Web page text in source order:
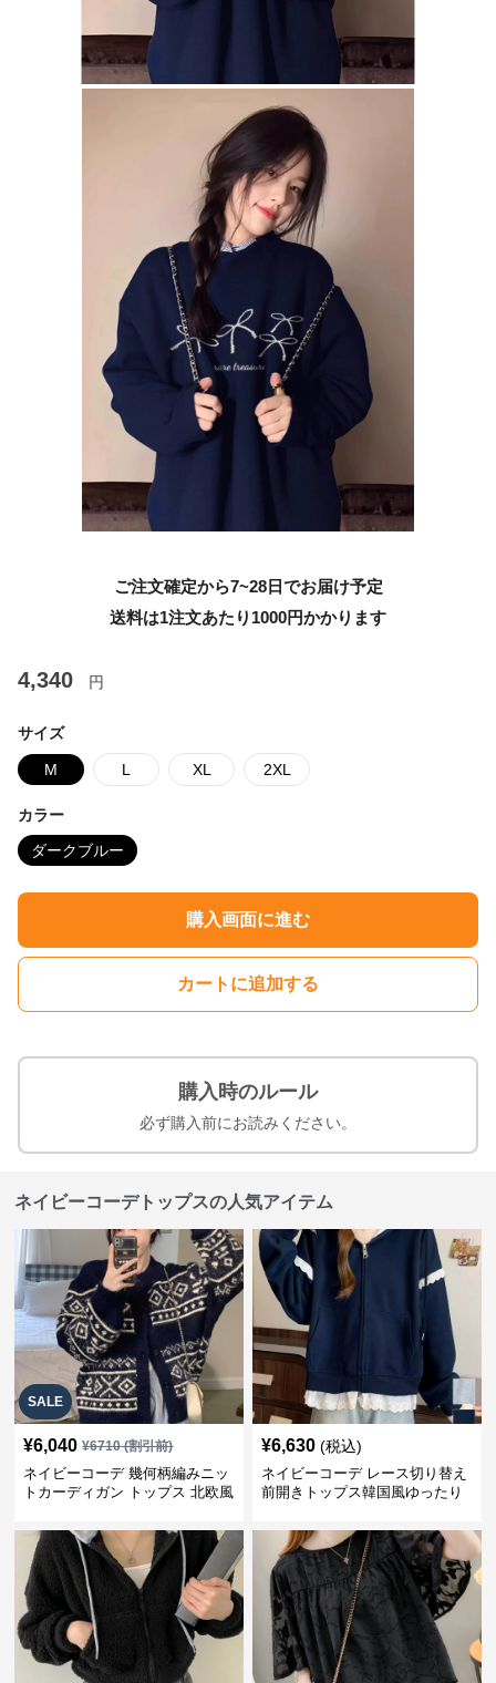
ご注文確定から7~28日でお届け予定
送料は1注文あたり 1000円かかります
4,340 円
サイズ
M L XL 2XL
カラー
ダークブルー
購入画面に進む
カートに追加する
購入時のルール
必ず購入前にお読みください。
ネイビーコーデトップスの人気アイテム
SALE
¥6,040 ¥6710(割引前)
ネイビーコーデ 幾何柄編みニッ
トカーディガン トップス 北欧風
¥6,630 (税込)
ネイビーコーデ レース切り替え
前開きトップス韓国風ゆったり